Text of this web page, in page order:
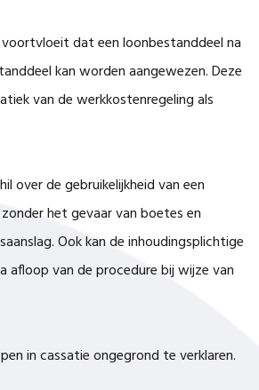
dat een loonbestanddeel na
kan worden aangewezen. Deze
van de werkkostenregeling als
over de gebruikelijkheid van een
het gevaar van boetes en
Ook kan de inhoudingsplichtige
afloop van de procedure bij wijze van
in cassatie ongegrond te verklaren.